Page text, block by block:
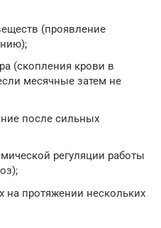
(проявление
(скопления крови в
месячные затем не
после сильных
регуляции работы
на протяжении нескольких